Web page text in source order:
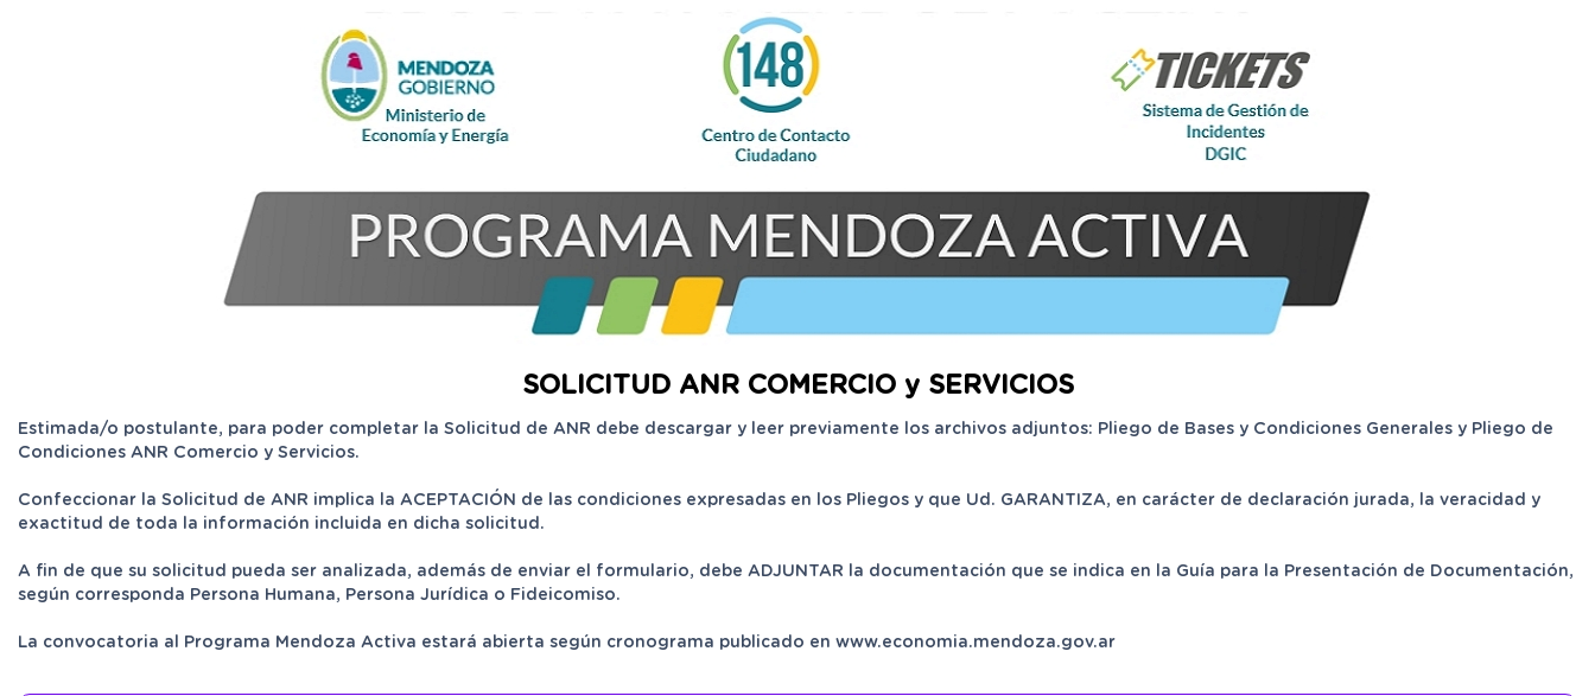
SOLICITUD ANR COMERCIO y SERVICIOS
Estimada/o postulante, para poder completar la Solicitud de ANR debe descargar y leer previamente los archivos adjuntos: Pliego de Bases y Condiciones Generales y Pliego de
Condiciones ANR Comercio y Servicios.
Confeccionar la Solicitud de ANR implica la ACEPTACIÓN de las condiciones expresadas en los Pliegos y que Ud. GARANTIZA, en carácter de declaración jurada, la veracidad y
exactitud de toda la información incluida en dicha solicitud.
A fin de que su solicitud pueda ser analizada, además de enviar el formulario, debe ADJUNTAR la documentación que se indica en la Guía para la Presentación de Documentación,
según corresponda Persona Humana, Persona Jurídica o Fideicomiso.
La convocatoria al Programa Mendoza Activa estará abierta según cronograma publicado en www.economia.mendoza.gov.ar